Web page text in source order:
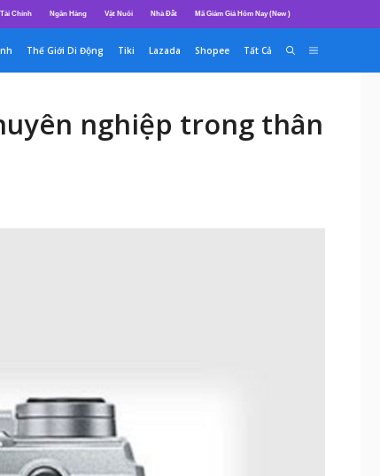
Tài Chính Ngân Hàng Vật Nuôi Nhà Đất Mã Giảm Giá Hôm Nay (New )
Thế Giới Di Động Tiki Lazada Shopee Tất Cả
nghiệp trong thân